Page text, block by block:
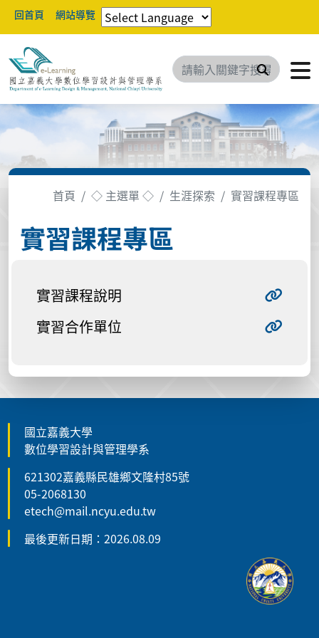
回首頁 網站導覽
搜尋
首頁 ◇ 主選單 ◇ 生涯探索 實習課程專區
實習課程專區
實習課程說明
實習合作單位
國立嘉義大學
數位學習設計與管理學系
621302嘉義縣民雄鄉文隆村85號
05-2068130
etech@mail.ncyu.edu.tw
最後更新日期：2026.08.09